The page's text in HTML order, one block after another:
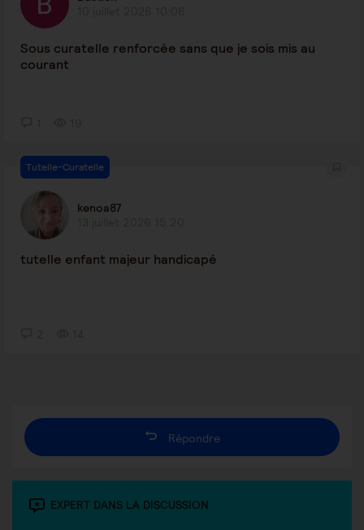
Sous curatelle renforcée sans que je sois mis au
courant
Tutelle-Curatelle
kenoa87
tutelle enfant majeur handicapé
Répondre
EXPERT DANS LA DISCUSSION